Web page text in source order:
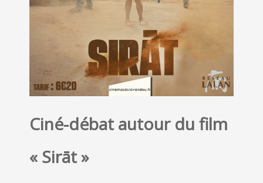
Ciné-débat autour du film
« Sirāt »